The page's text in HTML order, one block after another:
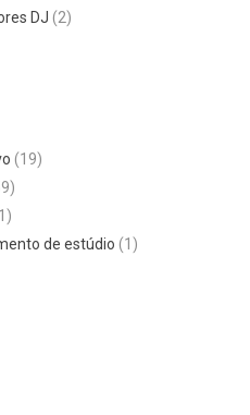
DJ(2)
(19)
de estúdio(1)